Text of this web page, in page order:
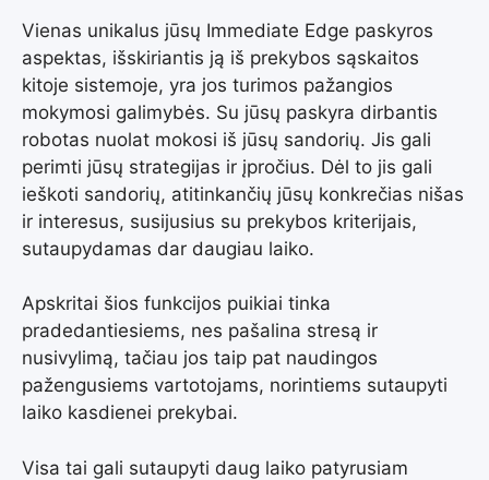
Vienas unikalus jūsų Immediate Edge paskyros
aspektas, išskiriantis ją iš prekybos sąskaitos
kitoje sistemoje, yra jos turimos pažangios
mokymosi galimybės. Su jūsų paskyra dirbantis
robotas nuolat mokosi iš jūsų sandorių. Jis gali
perimti jūsų strategijas ir įpročius. Dėl to jis gali
ieškoti sandorių, atitinkančių jūsų konkrečias nišas
ir interesus, susijusius su prekybos kriterijais,
sutaupydamas dar daugiau laiko.
Apskritai šios funkcijos puikiai tinka
pradedantiesiems, nes pašalina stresą ir
nusivylimą, tačiau jos taip pat naudingos
pažengusiems vartotojams, norintiems sutaupyti
laiko kasdienei prekybai.
Visa tai gali sutaupyti daug laiko patyrusiam